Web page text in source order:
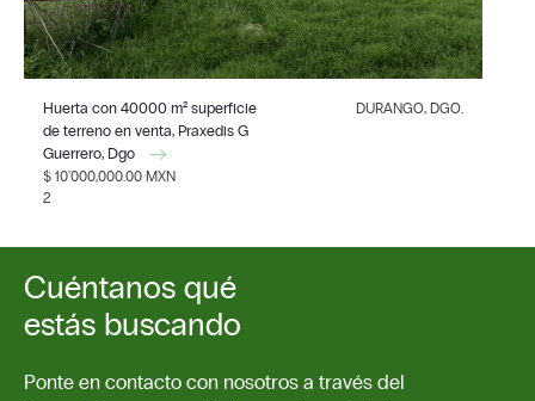
Huerta con 40000 m² superficie
de terreno en venta, Praxedis G
Guerrero, Dgo
DURANGO, DGO.
$ 10'000,000.00 MXN
2
Cuéntanos qué
estás buscando
Ponte en contacto con nosotros a través del